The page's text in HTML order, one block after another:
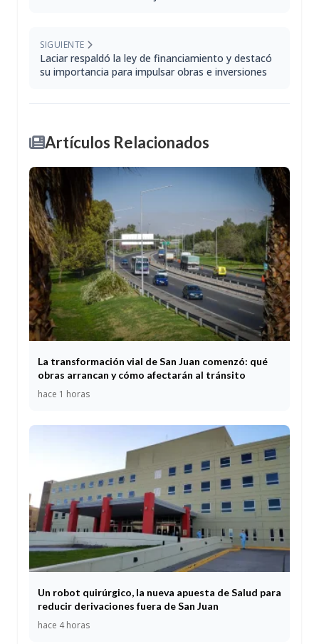
SIGUIENTE
Laciar respaldó la ley de financiamiento y destacó
su importancia para impulsar obras e inversiones
Artículos Relacionados
La transformación vial de San Juan comenzó: qué
obras arrancan y cómo afectarán al tránsito
hace 1 horas
Un robot quirúrgico, la nueva apuesta de Salud para
reducir derivaciones fuera de San Juan
hace 4 horas